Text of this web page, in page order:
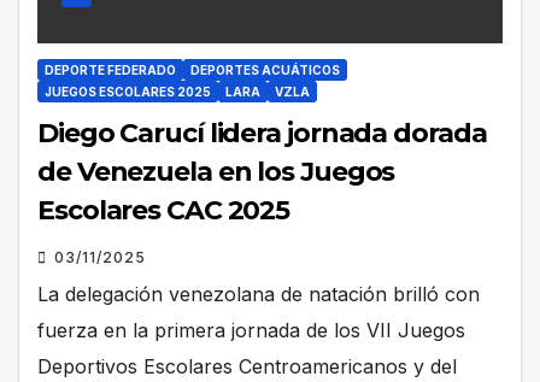
DEPORTE FEDERADO
DEPORTES ACUÁTICOS
JUEGOS ESCOLARES 2025
LARA VZLA
Diego Carucí lidera jornada dorada
de Venezuela en los Juegos
Escolares CAC 2025
03/11/2025
La delegación venezolana de natación brilló con
fuerza en la primera jornada de los VII Juegos
Deportivos Escolares Centroamericanos y del